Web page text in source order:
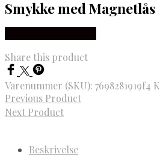
Smykke med Magnetlås
Share this product
Varenummer (SKU): 7698281919f4
Previous Product
Next Product
Beskrivelse